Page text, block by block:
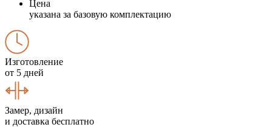
Цена
указана за базовую комплектацию
Изготовление
от 5 дней
Замер, дизайн
и доставка бесплатно